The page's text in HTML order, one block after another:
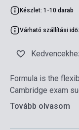
Készlet: 1-10 darab
Várható szállítási
Formula is the
Cambridge exam
Tovább olvasom